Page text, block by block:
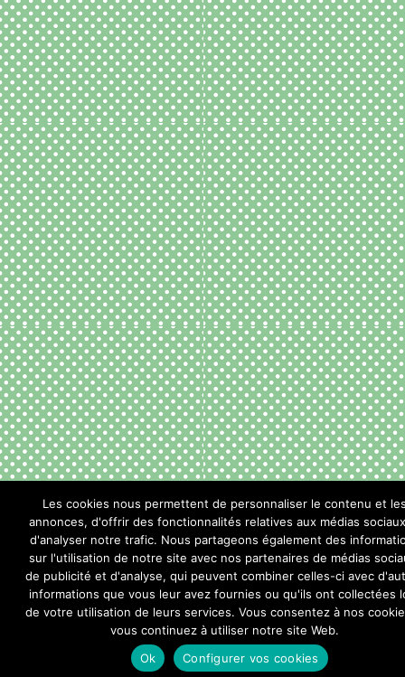
Les cookies nous permettent de personnaliser le contenu et
annonces, d'offrir des fonctionnalités relatives aux médias
d'analyser notre trafic. Nous partageons également des
sur l'utilisation de notre site avec nos partenaires de médias
de publicité et d'analyse, qui peuvent combiner celles-ci avec
informations que vous leur avez fournies ou qu'ils ont collectées
de votre utilisation de leurs services. Vous consentez à nos
vous continuez à utiliser notre site Web.
Ok
Configurer vos cookies